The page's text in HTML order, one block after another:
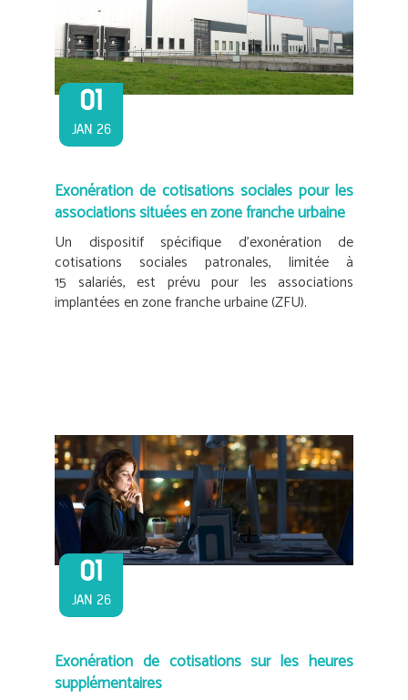
01
JAN 26
Exonération de cotisations sociales pour les
associations situées en zone franche urbaine
Un dispositif spécifique d’exonération de
cotisations sociales patronales, limitée à
15 salariés, est prévu pour les associations
implantées en zone franche urbaine (ZFU).
01
JAN 26
Exonération de cotisations sur les heures
supplémentaires